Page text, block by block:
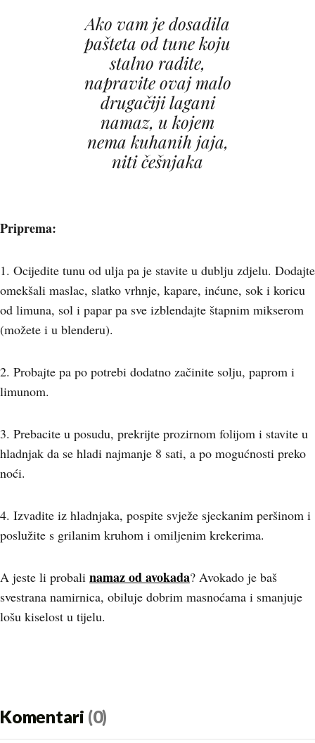
Ako vam je dosadila
pašteta od tune koju
stalno radite,
napravite ovaj malo
drugačiji lagani
namaz, u kojem
nema kuhanih jaja,
niti češnjaka
Priprema:
1. Ocijedite tunu od ulja pa je stavite u dublju zdjelu. Dodajte
omekšali maslac, slatko vrhnje, kapare, inćune, sok i koricu
od limuna, sol i papar pa sve izblendajte štapnim mikserom
(možete i u blenderu).
2. Probajte pa po potrebi dodatno začinite solju, paprom i
limunom.
3. Prebacite u posudu, prekrijte prozirnom folijom i stavite u
hladnjak da se hladi najmanje 8 sati, a po mogućnosti preko
noći.
4. Izvadite iz hladnjaka, pospite svježe sjeckanim peršinom i
poslužite s grilanim kruhom i omiljenim krekerima.
A jeste li probali namaz od avokada? Avokado je baš
svestrana namirnica, obiluje dobrim masnoćama i smanjuje
lošu kiselost u tijelu.
Komentari (0)